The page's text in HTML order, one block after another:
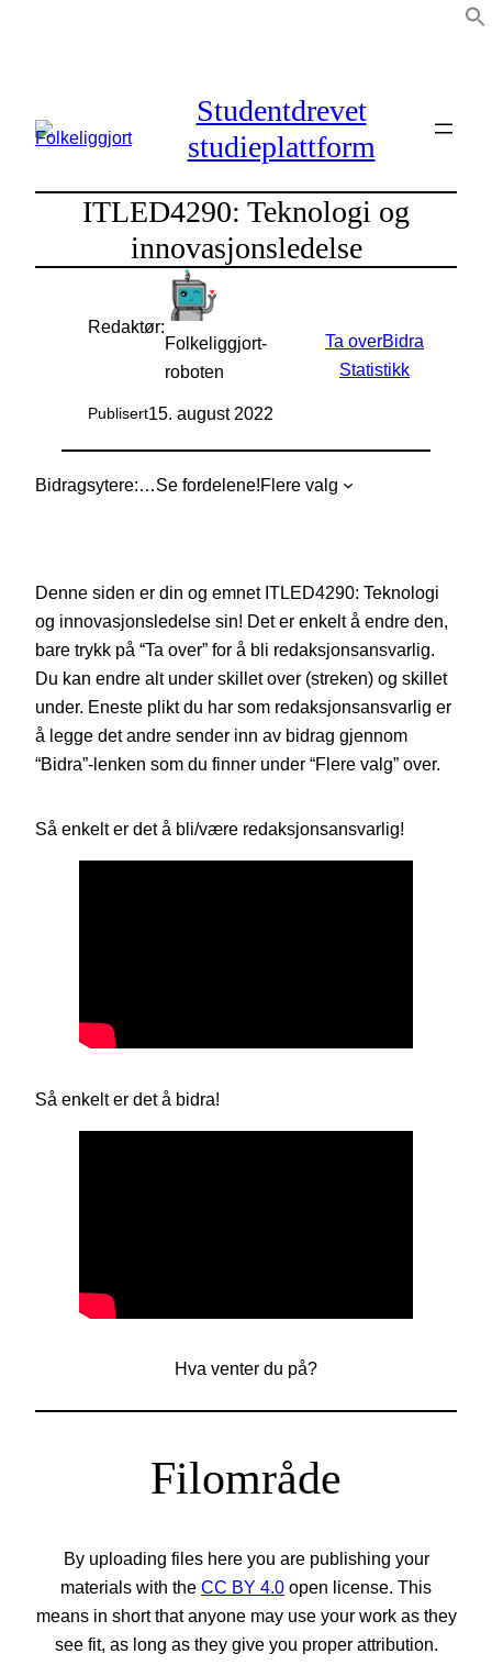
Studentdrevet
studieplattform
ITLED4290: Teknologi og
innovasjonsledelse
Redaktør:
Folkeliggjort-
roboten
Publisert15. august 2022
Ta overBidra
Statistikk
Bidragsytere: Se fordelene!Flere valg
Denne siden er din og emnet ITLED4290: Teknologi
og innovasjonsledelse sin! Det er enkelt å endre den,
bare trykk på “Ta over” for å bli redaksjonsansvarlig.
Du kan endre alt under skillet over (streken) og skillet
under. Eneste plikt du har som redaksjonsansvarlig er
å legge det andre sender inn av bidrag gjennom
“Bidra”-lenken som du finner under “Flere valg” over.
Så enkelt er det å bli/være redaksjonsansvarlig!
Så enkelt er det å bidra!
Hva venter du på?
Filområde
By uploading files here you are publishing your
materials with the CC BY 4.0 open license. This
means in short that anyone may use your work as they
see fit, as long as they give you proper attribution.